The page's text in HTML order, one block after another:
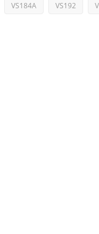
VS184A VS192